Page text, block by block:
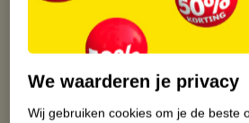
Gratis ophalen in de winkel
Op werkdagen voor 22:00 uur
Gratis thuisbezorgd vanaf 50.00
Gratis retourneren binnen 30 dagen
Gratis punten met je Kruidvat kaart
We waarderen je privacy
Wij gebruiken cookies om je de beste